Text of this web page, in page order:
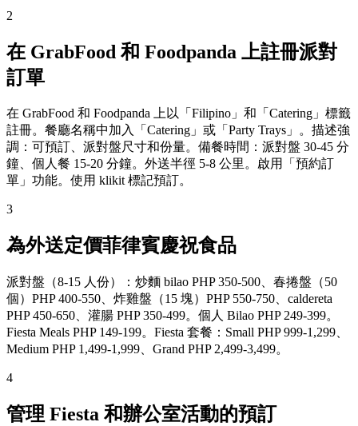
2
在 GrabFood 和 Foodpanda 上註冊派對
訂單
在 GrabFood 和 Foodpanda 上以「Filipino」和「Catering」標籤
註冊。餐廳名稱中加入「Catering」或「Party Trays」。描述強
調：可預訂、派對盤尺寸和份量。備餐時間：派對盤 30-45 分
鐘、個人餐 15-20 分鐘。外送半徑 5-8 公里。啟用「預約訂
單」功能。使用 klikit 標記預訂。
3
為外送定價菲律賓慶祝食品
派對盤（8-15 人份）：炒麵 bilao PHP 350-500、春捲盤（50
個）PHP 400-550、炸雞盤（15 塊）PHP 550-750、caldereta
PHP 450-650、灌腸 PHP 350-499。個人 Bilao PHP 249-399。
Fiesta Meals PHP 149-199。Fiesta 套餐：Small PHP 999-1,299、
Medium PHP 1,499-1,999、Grand PHP 2,499-3,499。
4
管理 Fiesta 和辦公室活動的預訂